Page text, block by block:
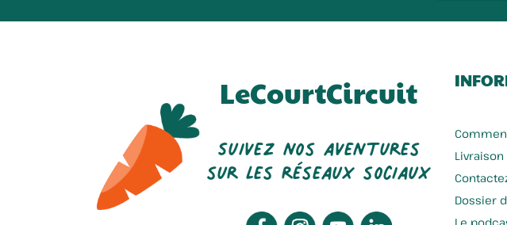
LeCourtCircuit
Suivez nos aventures
sur les réseaux sociaux
Dossier